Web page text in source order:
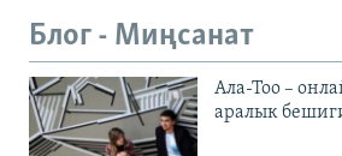
Блог - Миңсанат
Ала-Тоо –
аралык